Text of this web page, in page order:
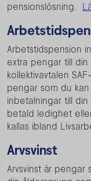
pensionslösning.
Arbetstidspension
extra pengar till din
kollektivavtalen
pengar som du
inbetalningar till
betald ledighet
kallas ibland
Arvsvinst
Arvsvinst är